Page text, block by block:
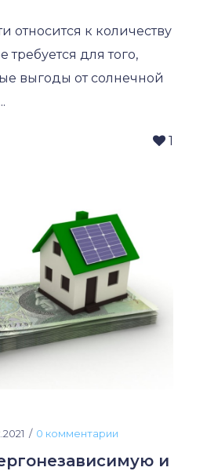
относится к количеству
требуется для того,
выгоды от солнечной
1
0 комментарии
и